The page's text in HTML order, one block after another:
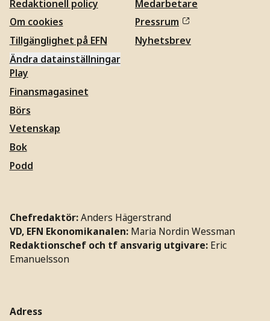
Redaktionell policy
Om cookies
Tillgänglighet på EFN
Ändra datainställningar
Medarbetare
Pressrum
Nyhetsbrev
Play
Finansmagasinet
Börs
Vetenskap
Bok
Podd
Chefredaktör:Anders Hägerstrand
VD, EFN Ekonomikanalen: Maria Nordin Wessman
Redaktionschef och tf ansvarig utgivare: Eric
Emanuelsson
Adress